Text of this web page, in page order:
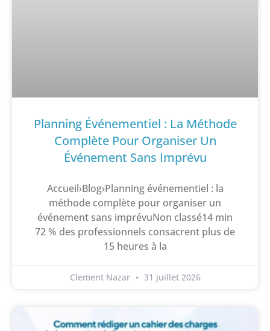
Planning Événementiel : La Méthode
Complète Pour Organiser Un
Événement Sans Imprévu
Accueil›Blog›Planning événementiel : la
méthode complète pour organiser un
événement sans imprévuNon classé14 min
72 % des professionnels consacrent plus de
15 heures à la
Clement Nazar 31 juillet 2026